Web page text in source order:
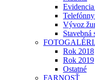
Vývoz
Stavebná
Rok 2018
Rok 2019
Ostatné
FARNOSŤ